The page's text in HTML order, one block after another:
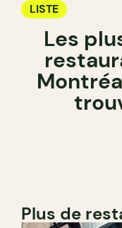
LISTE
Les
Plus de